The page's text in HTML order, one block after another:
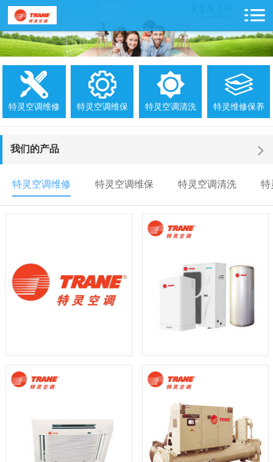
特灵空调维修 特灵空调维保 特灵空调清洗 特灵维修保养
我们的产品
特灵空调维修 特灵空调维保 特灵空调清洗 特